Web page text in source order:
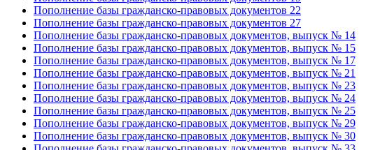
Пополнение базы гражданско-правовых документов 22
Пополнение базы гражданско-правовых документов 27
Пополнение базы гражданско-правовых документов, выпуск № 14
Пополнение базы гражданско-правовых документов, выпуск № 15
Пополнение базы гражданско-правовых документов, выпуск № 17
Пополнение базы гражданско-правовых документов, выпуск № 21
Пополнение базы гражданско-правовых документов, выпуск № 23
Пополнение базы гражданско-правовых документов, выпуск № 24
Пополнение базы гражданско-правовых документов, выпуск № 25
Пополнение базы гражданско-правовых документов, выпуск № 29
Пополнение базы гражданско-правовых документов, выпуск № 30